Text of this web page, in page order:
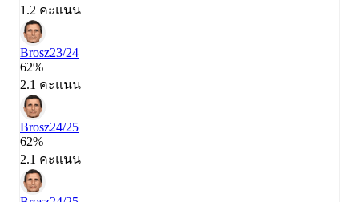
1.2 คะแนน
Brosz23/24
62%
2.1 คะแนน
Brosz24/25
62%
2.1 คะแนน